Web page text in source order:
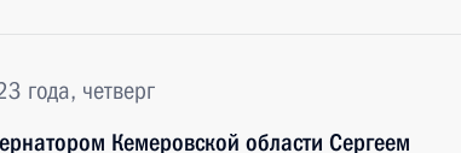
года, четверг
Кемеровской области Сергеем